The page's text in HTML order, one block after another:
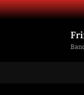
Skip
to